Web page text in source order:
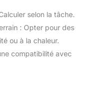
selon la tâche.
: Opter pour des
ou à la chaleur.
compatibilité avec